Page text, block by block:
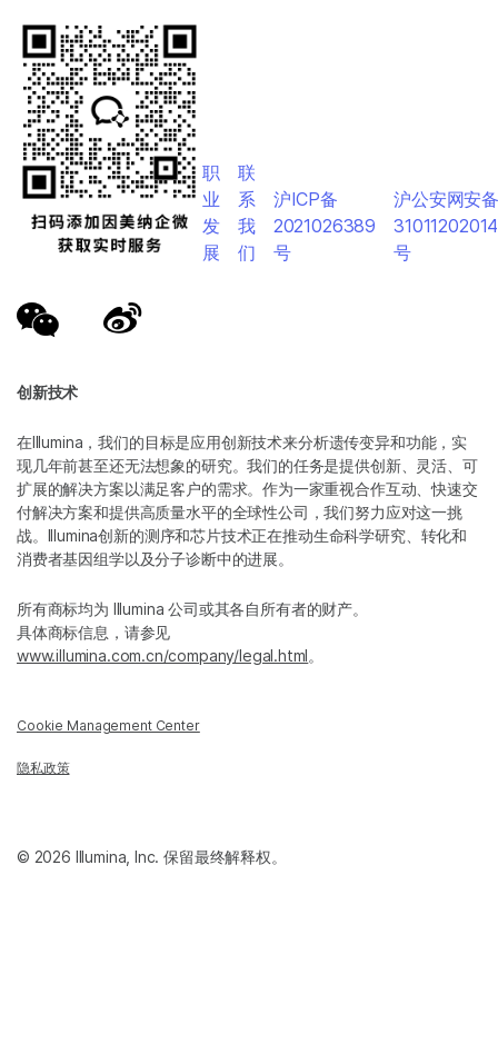
创新技术
在Illumina，我们的目标是应用创新技术来分析遗传变异和功能，实
现几年前甚至还无法想象的研究。我们的任务是提供创新、灵活、可
扩展的解决方案以满足客户的需求。作为一家重视合作互动、快速交
付解决方案和提供高质量水平的全球性公司，我们努力应对这一挑
战。Illumina创新的测序和芯片技术正在推动生命科学研究、转化和
消费者基因组学以及分子诊断中的进展。
所有商标均为 Illumina 公司或其各自所有者的财产。
具体商标信息，请参见
www.illumina.com.cn/company/legal.html。
Cookie Management Center
隐私政策
职
业
发
展
联
系
我
们
沪ICP备
2021026389
号
沪公安网安
号
© 2026 Illumina, Inc. 保留最终解释权。